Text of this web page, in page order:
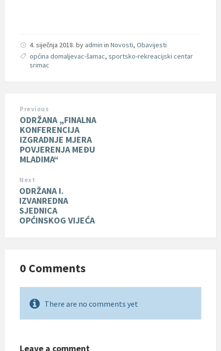
4. siječnja 2018. by admin in Novosti, Obavijesti
općina domaljevac-šamac, sportsko-rekreacijski centar
srimac
Previous
ODRŽANA „FINALNA
KONFERENCIJA
IZGRADNJE MJERA
POVJERENJA MEĐU
MLADIMA“
Next
ODRŽANA I.
IZVANREDNA
SJEDNICA
OPĆINSKOG VIJEĆA
0 Comments
There are no comments yet
Leave a comment